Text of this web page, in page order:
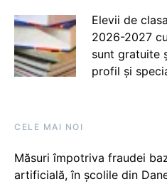
Elevii de
2026-2027
sunt gratuite
profil și
CELE MAI NOI
Măsuri împotriva fraudei
artificială, în școlile din